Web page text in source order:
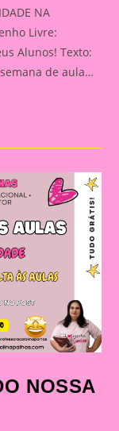
NA
Livre:
Alunos! Texto:
de aula…
NOSSA